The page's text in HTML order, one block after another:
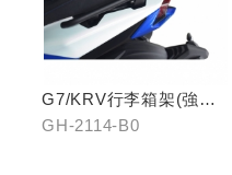
G7/KRV行李箱架(強化)
置物版型
GH-2114-B0